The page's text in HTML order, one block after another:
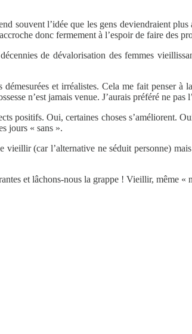
souvent l’idée que les gens deviendraient
donc fermement à l’espoir de faire des
de dévalorisation des femmes
et irréalistes. Cela me fait penser
n’est jamais venue. J’aurais préféré ne pas
positifs. Oui, certaines choses s’améliorent.
jours « sans ».
vieillir (car l’alternative ne séduit personne)
et lâchons-nous la grappe ! Vieillir, même